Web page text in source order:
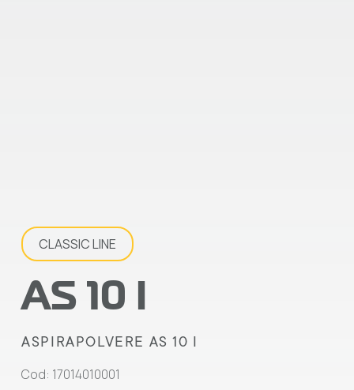
CLASSIC LINE
AS 10 I
ASPIRAPOLVERE AS 10 I
Cod: 17014010001